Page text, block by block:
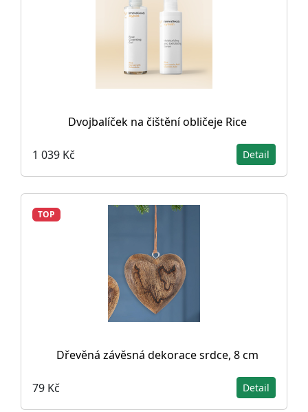
Dvojbalíček na čištění obličeje Rice
1 039 Kč Detail
TOP
Dřevěná závěsná dekorace srdce, 8 cm
79 Kč Detail